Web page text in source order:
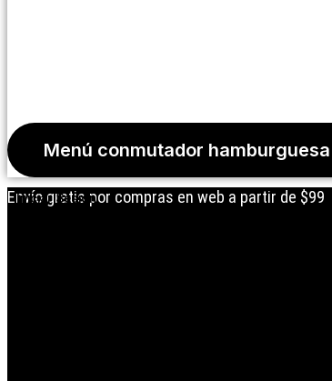
Menú conmutador hamburguesa
Envío gratis por compras en web a partir de $99
Iniciar Sesión